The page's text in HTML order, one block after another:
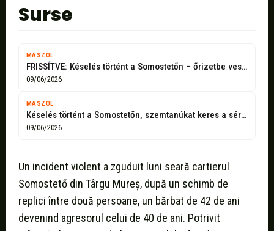
Surse
MASZOL
FRISSÍTVE: Késelés történt a Somostetőn – őrizetbe veszik az elkövetőt
09/06/2026
MASZOL
Késelés történt a Somostetőn, szemtanúkat keres a sértett családja
09/06/2026
Un incident violent a zguduit luni seară cartierul
Somostető din Târgu Mureș, după un schimb de
replici între două persoane, un bărbat de 42 de ani
devenind agresorul celui de 40 de ani. Potrivit